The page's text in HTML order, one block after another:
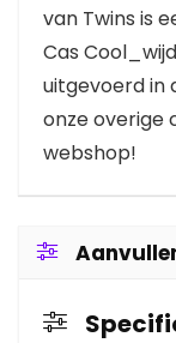
van Twins is
Cas
uitgevoerd in
onze overige
webshop!